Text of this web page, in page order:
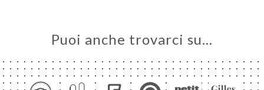
Puoi anche trovarci su…